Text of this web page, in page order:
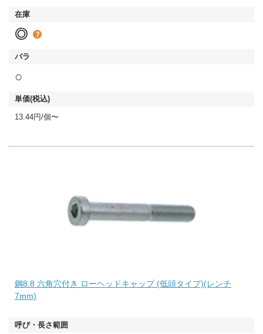
◎
○
13.44円/個〜
鋼8.8 六角穴付き ローヘッドキャップ (低頭タイプ)(レンチ
7mm)